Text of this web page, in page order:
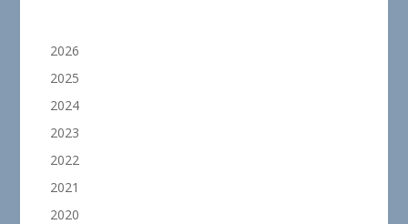
2026
2025
2024
2023
2022
2021
2020